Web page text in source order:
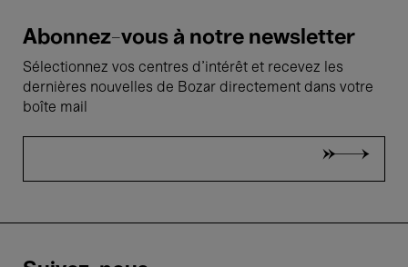
Abonnez-vous à notre newsletter
Sélectionnez vos centres d'intérêt et recevez les
dernières nouvelles de Bozar directement dans votre
boîte mail